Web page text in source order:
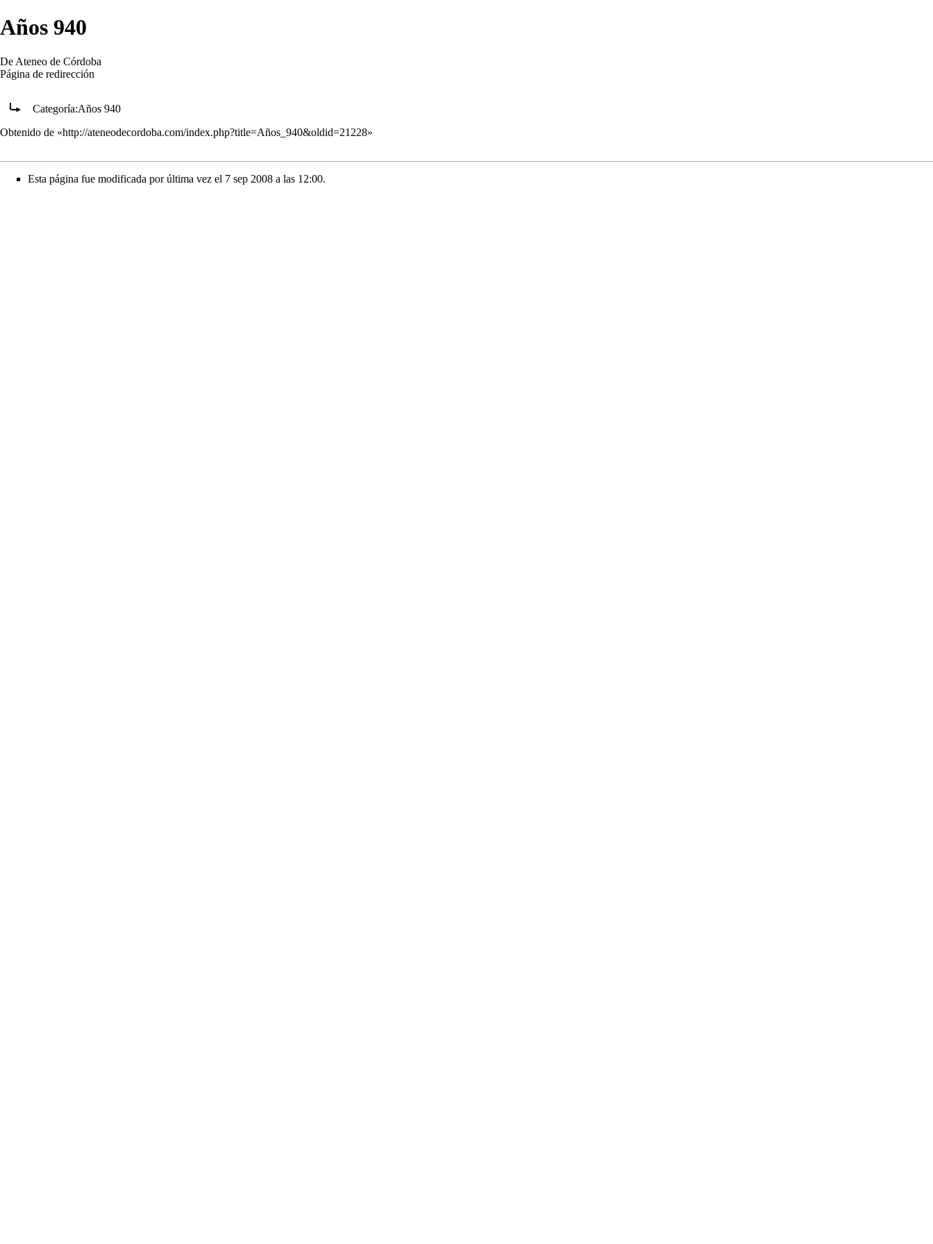
Años 940
De Ateneo de Córdoba
Página de redirección
Categoría:Años 940
Obtenido de «http://ateneodecordoba.com/index.php?title=Años_940&oldid=21228»
Esta página fue modificada por última vez el 7 sep 2008 a las 12:00.